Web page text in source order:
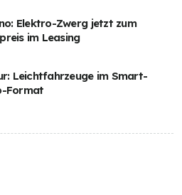
Elektro-Zwerg jetzt zum
im Leasing
Leichtfahrzeuge im Smart-
Format